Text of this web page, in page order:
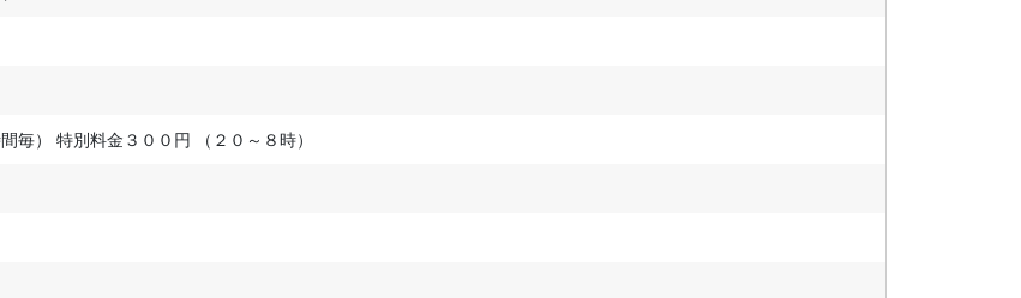
毎） 特別料金３００円 （２０～８時）